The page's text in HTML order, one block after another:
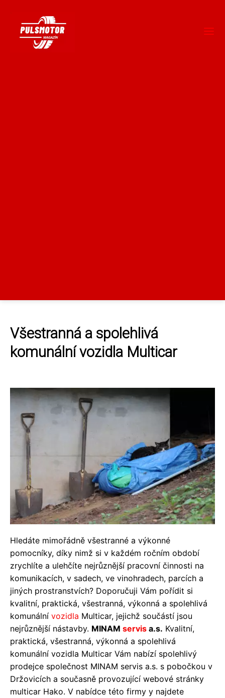
Všestranná a spolehlivá
komunální vozidla Multicar
Hledáte mimořádně všestranné a výkonné
pomocníky, díky nimž si v každém ročním období
zrychlíte a ulehčíte nejrůznější pracovní činnosti na
komunikacích, v sadech, ve vinohradech, parcích a
jiných prostranstvích? Doporučuji Vám pořídit si
kvalitní, praktická, všestranná, výkonná a spolehlivá
komunální vozidla Multicar, jejichž součástí jsou
nejrůznější nástavby. MINAM servis a.s. Kvalitní,
praktická, všestranná, výkonná a spolehlivá
komunální vozidla Multicar Vám nabízí spolehlivý
prodejce společnost MINAM servis a.s. s pobočkou v
Držovicích a současně provozující webové stránky
multicar Hako. V nabídce této firmy y najdete